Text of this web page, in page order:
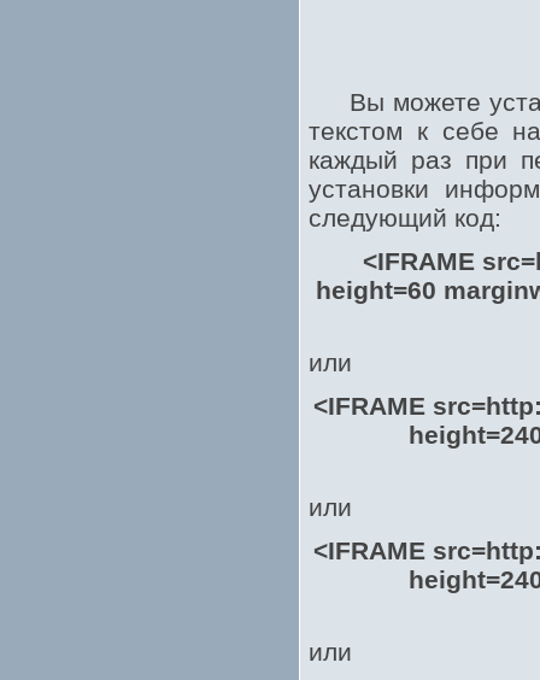
Вы можете
текстом к себе
каждый раз при
установки
следующий код:
<IFRAME
height=60
или
<IFRAME
или
<IFRAME
или